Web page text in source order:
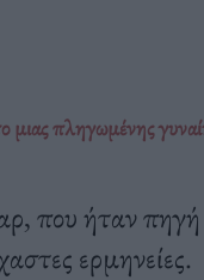
πληγωμένης
που ήταν πηγή
ερμηνείες.